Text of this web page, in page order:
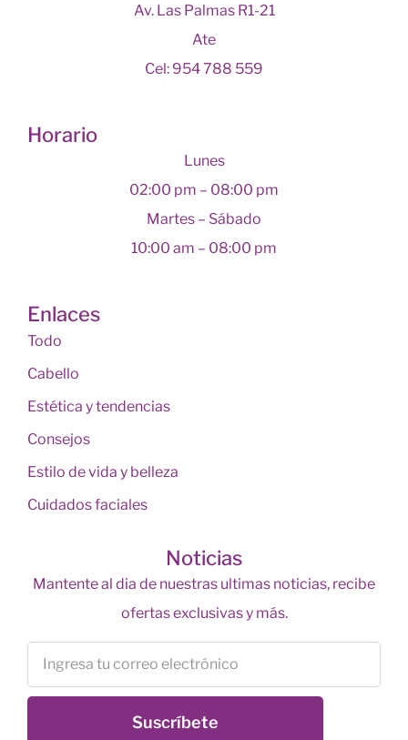
Av. Las Palmas R1-21
Ate
Cel: 954 788 559
Horario
Lunes
02:00 pm – 08:00 pm
Martes – Sábado
10:00 am – 08:00 pm
Enlaces
Todo
Cabello
Estética y tendencias
Consejos
Estilo de vida y belleza
Cuidados faciales
Noticias
Mantente al dia de nuestras ultimas noticias, recibe
ofertas exclusivas y más.
Suscríbete